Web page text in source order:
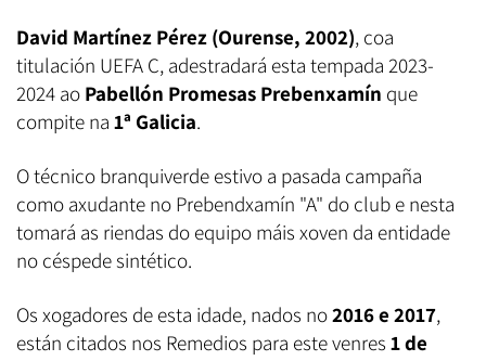
David Martínez Pérez (Ourense, 2002), coa
titulación UEFA C, adestradará esta tempada 2023-
2024 ao Pabellón Promesas Prebenxamín que
compite na 1ª Galicia.
O técnico branquiverde estivo a pasada campaña
como axudante no Prebendxamín "A" do club e nesta
tomará as riendas do equipo máis xoven da entidade
no céspede sintético.
Os xogadores de esta idade, nados no2016 e 2017,
están citados nos Remedios para este venres 1 de